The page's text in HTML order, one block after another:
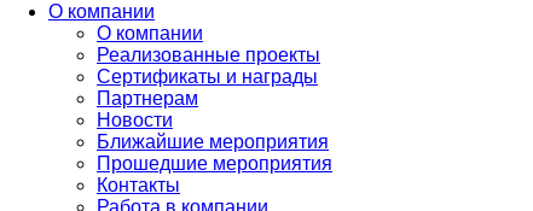
О компании
О компании
Реализованные проекты
Сертификаты и награды
Партнерам
Новости
Ближайшие мероприятия
Прошедшие мероприятия
Контакты
Работа в компании